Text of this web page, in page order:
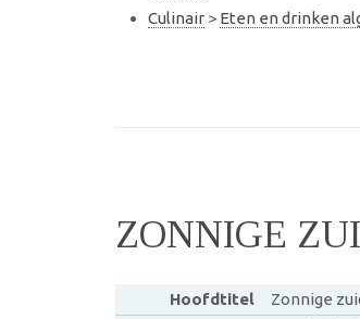
Culinair > Eten en drinken
ZONNIGE
Hoofdtitel
Zonnige